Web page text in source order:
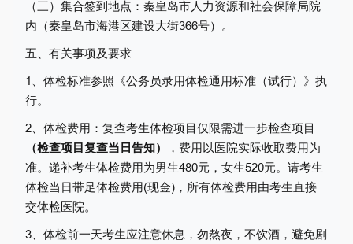
（三）集合签到地点： 秦皇岛市人力资源和社会保障局院
内（秦皇岛市海港区建设大街366号）。
五、有关事项及要求
1、体检标准参照 《公务员录用体检通用标准（试行）》 执
行。
2、体检费用： 复查考生体检项目仅限需进一步检查项目
（检查项目复查当日告知）
，费用以医院实际收取费用为
准。 递补考生体检费用为男生480元，女生520元。 请考生
体检当日带足体检费用(现金) ，所有体检费用由考生直接
交体检医院。
3、体检前一天考生应注意休息，勿熬夜，不饮酒，避免剧